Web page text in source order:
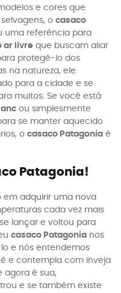
e cores que
o casaco
uma referência para
ar livre que buscam aliar
protegê-lo dos
na natureza, ele
para a cidade e se
muitos. Se você está
ou simplesmente
se manter aquecido
o casaco Patagonia é
Patagonia!
em adquirir uma nova
cada vez mais
lançar e voltou para
casaco Patagonia nos
e nós entendemos
e contempla com inveja
agora é sua,
e se também existe